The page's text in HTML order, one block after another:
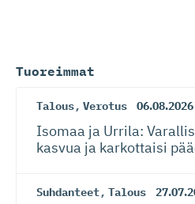
Tuoreimmat
Talous, Verotus 06.08.2026
Isomaa ja Urrila:
kasvua ja karkottaisi
Suhdanteet, Talous